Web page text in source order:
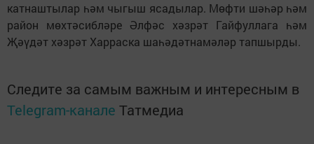
катнаштылар һәм чыгыш ясадылар. Мөфти шәһәр һәм
район мөхтәсибләре Әлфәс хәзрәт Гайфуллага һәм
Җәүдәт хәзрәт Харраска шаһәдәтнамәләр тапшырды.
Следите за самым важным и интересным в
Telegram-канале Татмедиа